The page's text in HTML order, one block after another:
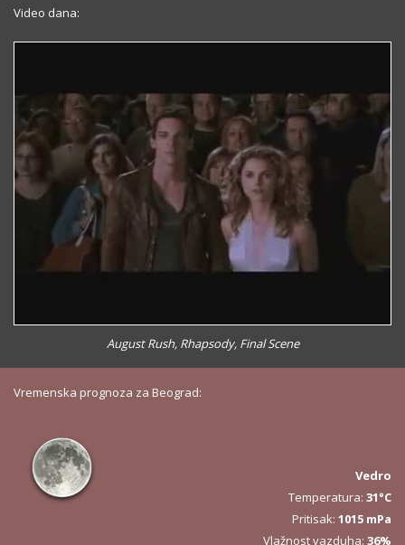
Video dana:
August Rush, Rhapsody, Final Scene
Vremenska prognoza za Beograd:
Vedro
Temperatura: 31°C
Pritisak: 1015 mPa
Vlažnost vazduha: 36%